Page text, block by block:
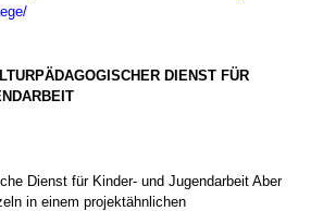
DIENST FÜR
Dienst für Kinder- und Jugendarbeit Aber
in einem projektähnlichen